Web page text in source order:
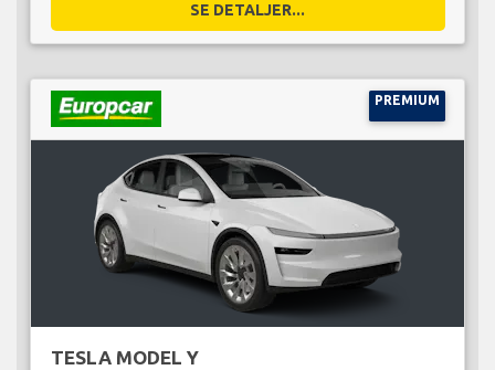
SE DETALJER...
PREMIUM
TESLA MODEL Y